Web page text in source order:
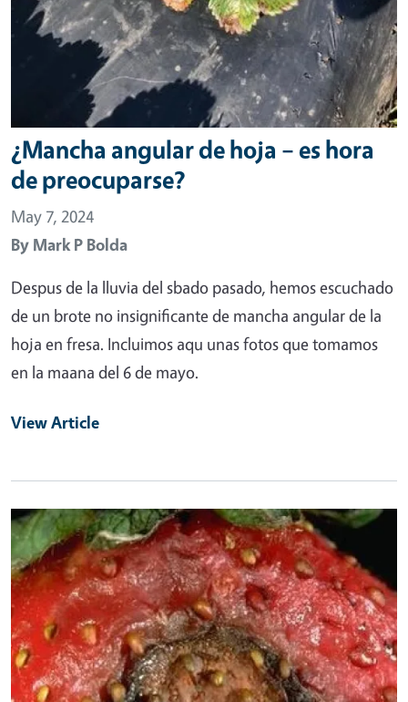
¿Mancha angular de hoja – es hora
de preocuparse?
May 7, 2024
By Mark P Bolda
Despus de la lluvia del sbado pasado, hemos escuchado
de un brote no insignificante de mancha angular de la
hoja en fresa. Incluimos aqu unas fotos que tomamos
en la maana del 6 de mayo.
View Article
Primary Image